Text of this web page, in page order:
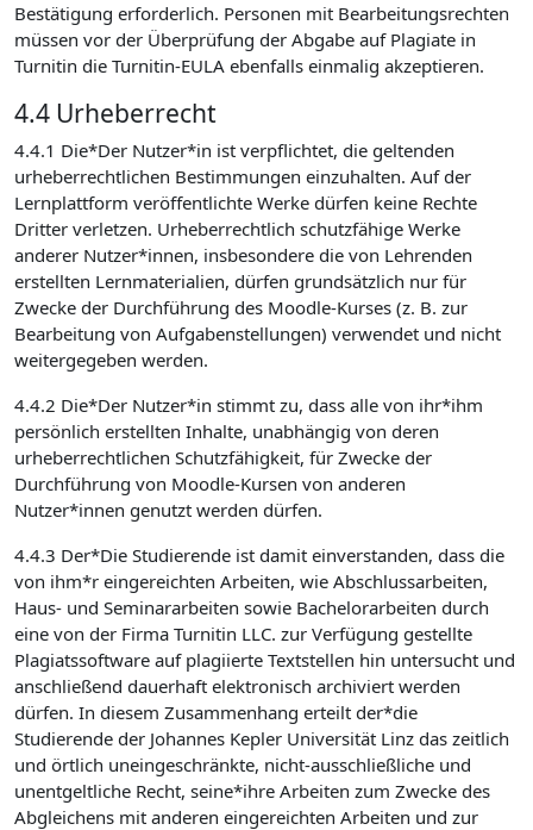
Bestätigung erforderlich. Personen mit Bearbeitungsrechten
müssen vor der Überprüfung der Abgabe auf Plagiate in
Turnitin die Turnitin-EULA ebenfalls einmalig akzeptieren.
4.4 Urheberrecht
4.4.1 Die*Der Nutzer*in ist verpflichtet, die geltenden
urheberrechtlichen Bestimmungen einzuhalten. Auf der
Lernplattform veröffentlichte Werke dürfen keine Rechte
Dritter verletzen. Urheberrechtlich schutzfähige Werke
anderer Nutzer*innen, insbesondere die von Lehrenden
erstellten Lernmaterialien, dürfen grundsätzlich nur für
Zwecke der Durchführung des Moodle-Kurses (z. B. zur
Bearbeitung von Aufgabenstellungen) verwendet und nicht
weitergegeben werden.
4.4.2 Die*Der Nutzer*in stimmt zu, dass alle von ihr*ihm
persönlich erstellten Inhalte, unabhängig von deren
urheberrechtlichen Schutzfähigkeit, für Zwecke der
Durchführung von Moodle-Kursen von anderen
Nutzer*innen genutzt werden dürfen.
4.4.3 Der*Die Studierende ist damit einverstanden, dass die
von ihm*r eingereichten Arbeiten, wie Abschlussarbeiten,
Haus- und Seminararbeiten sowie Bachelorarbeiten durch
eine von der Firma Turnitin LLC. zur Verfügung gestellte
Plagiatssoftware auf plagiierte Textstellen hin untersucht und
anschließend dauerhaft elektronisch archiviert werden
dürfen. In diesem Zusammenhang erteilt der*die
Studierende der Johannes Kepler Universität Linz das zeitlich
und örtlich uneingeschränkte, nicht-ausschließliche und
unentgeltliche Recht, seine*ihre Arbeiten zum Zwecke des
Abgleichens mit anderen eingereichten Arbeiten und zur